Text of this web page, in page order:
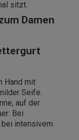
sitzt.
Damen
Hand mit
Seife.
auf der
Bei
intensivem